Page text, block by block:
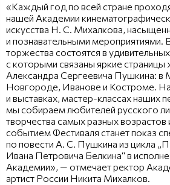
«Каждый год по всей стране
нашей Академии
искусства Н. С. Михалкова,
и познавательными мероприятиями.
торжества состоятся в
с которыми связаны яркие страницы
Александра Сергеевича Пушкина:
Новгороде, Иванове и Костроме.
и выставках, мастер-классах наших
мы собираем любителей русского
творчества самых разных
событием Фестиваля станет показ
по повести А. С. Пушкина из цикла
Ивана Петровича Белкина“ в
Академии», — отмечает ректор
артист России Никита Михалков.